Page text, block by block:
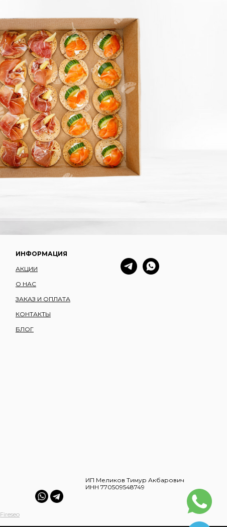
ИНФОРМАЦИЯ
АКЦИИ
О НАС
ЗАКАЗ И ОПЛАТА
КОНТАКТЫ
БЛОГ
ИП Меликов Тимур Акбарович
ИНН 770509548749
Fireseo